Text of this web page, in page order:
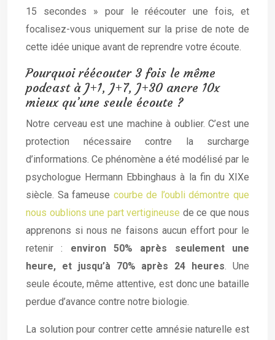
15 secondes » pour le réécouter une fois, et
focalisez-vous uniquement sur la prise de note de
cette idée unique avant de reprendre votre écoute.
Pourquoi réécouter 3 fois le même
podcast à J+1, J+7, J+30 ancre 10x
mieux qu’une seule écoute ?
Notre cerveau est une machine à oublier. C’est une
protection nécessaire contre la surcharge
d’informations. Ce phénomène a été modélisé par le
psychologue Hermann Ebbinghaus à la fin du XIXe
siècle. Sa fameuse courbe de l’oubli démontre que
nous oublions une part vertigineuse de ce que nous
apprenons si nous ne faisons aucun effort pour le
retenir : environ 50% après seulement une
heure, et jusqu’à 70% après 24 heures. Une
seule écoute, même attentive, est donc une bataille
perdue d’avance contre notre biologie.
La solution pour contrer cette amnésie naturelle est